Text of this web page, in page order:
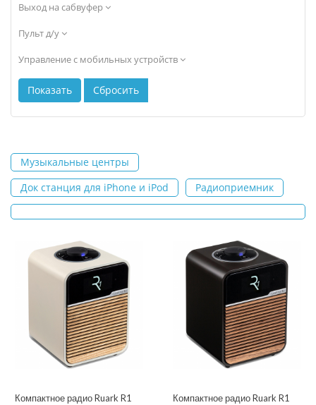
Выход на сабвуфер
Пульт д/у
Управление с мобильных устройств
Музыкальные центры
Док станция для iPhone и iPod
Радиоприемник
Компактное радио Ruark R1
Компактное радио Ruark R1